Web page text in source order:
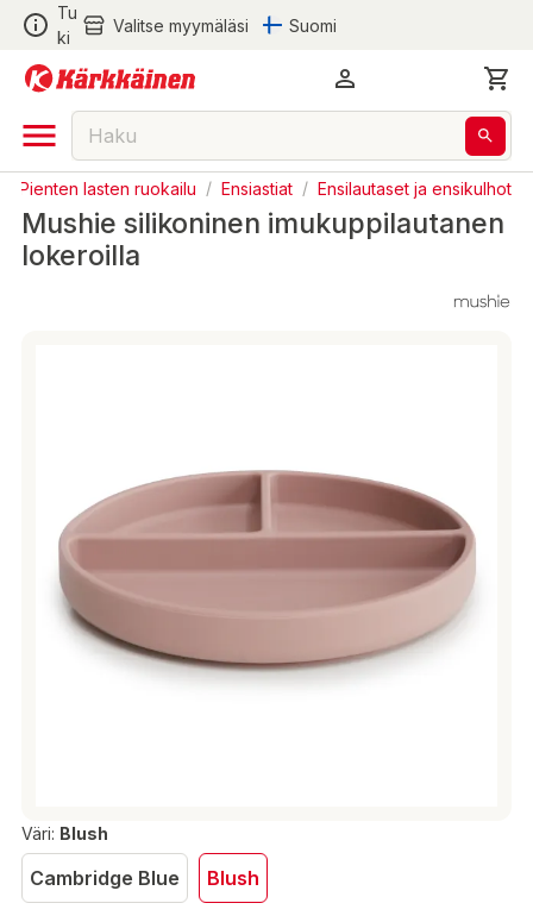
Tu
ki
Valitse myymäläsi Suomi
Pienten lasten ruokailu / Ensiastiat / Ensilautaset ja ensikulhot
Mushie silikoninen imukuppilautanen
lokeroilla
Väri: Blush
Cambridge Blue Blush